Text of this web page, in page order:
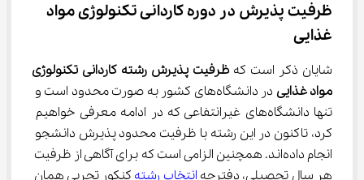
ظرفیت پذیرش در دوره کاردانی تکنولوژی مواد
غذایی
شایان ذکر است که ظرفیت پذیرش رشته ﻛﺎردانی ﺗﻜﻨﻮﻟﻮژی
ﻣﻮاد ﻏﺬایی
در دانشگاه‌های کشور به صورت محدود است و
تنها دانشگاه‌های غیرانتفاعی که در ادامه معرفی خواهیم
کرد، تاکنون در این رشته با ظرفیت محدود پذیرش دانشجو
انجام داده‌اند. همچنین الزامی است که برای آگاهی از ظرفیت
هر سال تحصیلی، دفترچه انتخاب رشته کنکور تجربی همان